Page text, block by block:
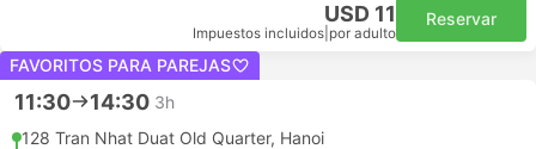
USD 11
Impuestos incluidos por adulto
Reservar
FAVORITOS PARA PAREJAS
11:30 14:30 3h
128 Tran Nhat Duat Old Quarter, Hanoi